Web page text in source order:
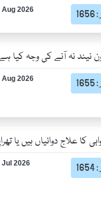
Aug 2026
نیند نہ آنے کی وجہ کیا
Aug 2026
کا علاج دوائیاں ہیں یا
Jul 2026